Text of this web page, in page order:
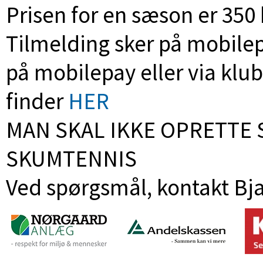
Prisen for en sæson er
Tilmelding sker på
på mobilepay eller via
finder HER
MAN SKAL IKKE OPRETTE
SKUMTENNIS
Ved spørgsmål, kontakt